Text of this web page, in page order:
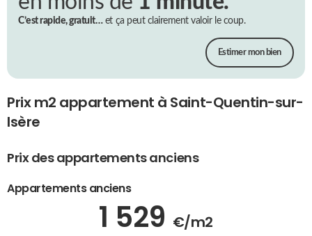
C’est rapide, gratuit…et ça peut clairement valoir le coup.
Estimer mon bien
Prix m2 appartement à Saint-Quentin-sur-
Isère
Prix des appartements anciens
Appartements anciens
1 529 €/m2